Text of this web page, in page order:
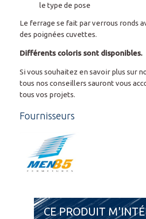
le type de pose
Le ferrage se fait par verrous ronds
des poignées cuvettes.
Différents coloris sont disponibles.
Si vous souhaitez en savoir plus sur
tous nos conseillers sauront vous
tous vos projets.
Fournisseurs
CE PRODUIT